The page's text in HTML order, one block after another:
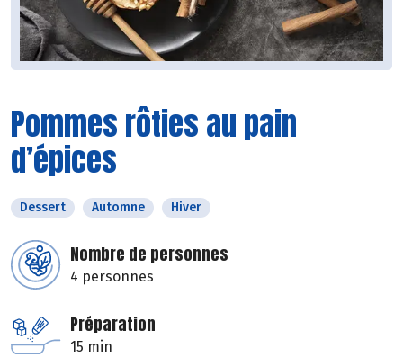
Pommes rôties au pain
d’épices
Dessert Automne Hiver
Nombre de personnes
4 personnes
Préparation
15 min